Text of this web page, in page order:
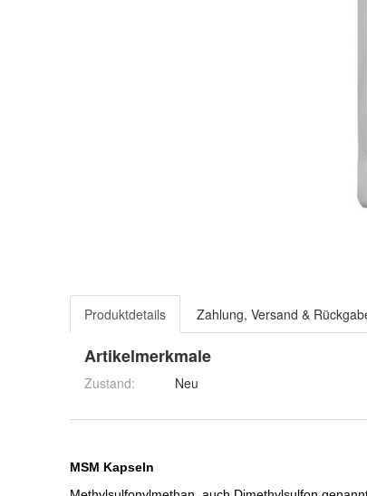
Produktdetails Zahlung, Versand &
Artikelmerkmale
Zustand: Neu